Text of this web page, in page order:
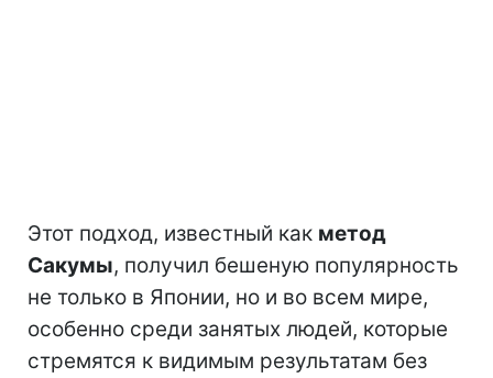
Этот подход, известный как метод
Сакумы, получил бешеную популярность
не только в Японии, но и во всем мире,
особенно среди занятых людей, которые
стремятся к видимым результатам без